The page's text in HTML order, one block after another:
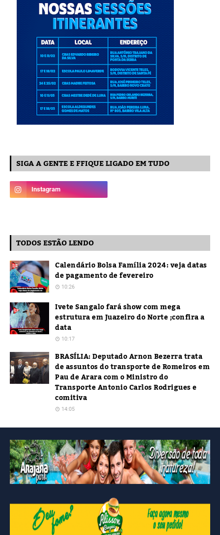
SIGA A GENTE E FFIQUE LIGADO EM TUDO
TODOS ESTÃO LENDO
Calendário Bolsa Família 2024: veja datas
de pagamento de fevereiro
10:26
Ivete Sangalo fará show com mega
estrutura em Juazeiro do Norte ;confira a
data
10:17
BRASÍLIA: Deputado Arnon Bezerra trata
de assuntos do transporte de Romeiros em
Pau de Arara com o Ministro do
Transporte Antonio Carlos Rodrigues e
comitiva
14:05